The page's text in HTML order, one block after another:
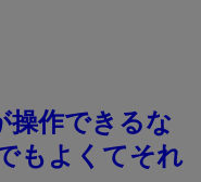
操作できるな
もよくてそれ